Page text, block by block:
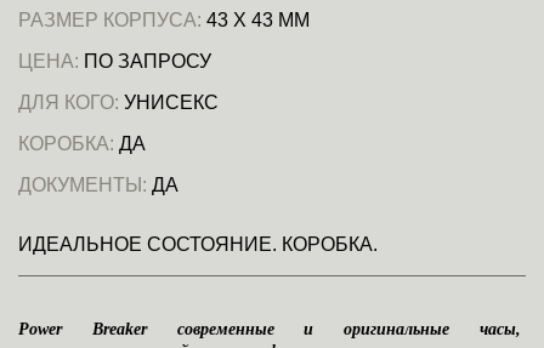
РАЗМЕР КОРПУСА: 43 Х 43 ММ
ЦЕНА: ПО ЗАПРОСУ
ДЛЯ КОГО: УНИСЕКС
КОРОБКА: ДА
ДОКУМЕНТЫ: ДА
ИДЕАЛЬНОЕ СОСТОЯНИЕ. КОРОБКА.
Power Breakerсовременные и оригинальные часы,